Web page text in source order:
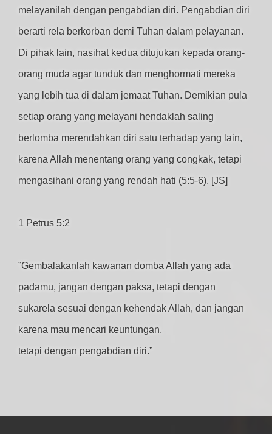
melayanilah dengan pengabdian diri. Pengabdian diri
berarti rela berkorban demi Tuhan dalam pelayanan.
Di pihak lain, nasihat kedua ditujukan kepada orang-
orang muda agar tunduk dan menghormati mereka
yang lebih tua di dalam jemaat Tuhan. Demikian pula
setiap orang yang melayani hendaklah saling
berlomba merendahkan diri satu terhadap yang lain,
karena Allah menentang orang yang congkak, tetapi
mengasihani orang yang rendah hati (5:5-6). [JS]
1 Petrus 5:2
”Gembalakanlah kawanan domba Allah yang ada
padamu, jangan dengan paksa, tetapi dengan
sukarela sesuai dengan kehendak Allah, dan jangan
karena mau mencari keuntungan,
tetapi dengan pengabdian diri.”